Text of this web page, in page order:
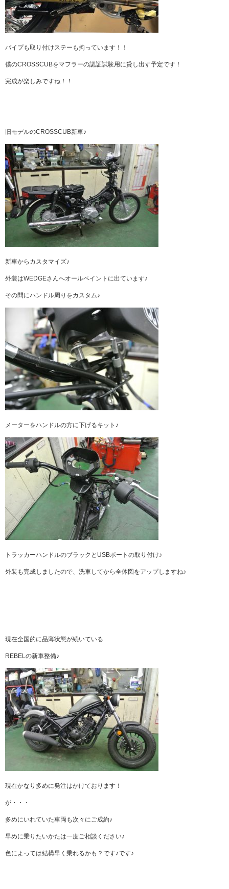
パイプも取り付けステーも拘っています！！
僕のCROSSCUBをマフラーの認証試験用に貸し出す予定です！
完成が楽しみですね！！
旧モデルのCROSSCUB新車♪
新車からカスタマイズ♪
外装はWEDGEさんへオールペイントに出ています♪
その間にハンドル周りをカスタム♪
メーターをハンドルの方に下げるキット♪
トラッカーハンドルのブラックとUSBポートの取り付け♪
外装も完成しましたので、洗車してから全体図をアップしますね♪
現在全国的に品薄状態が続いている
REBELの新車整備♪
現在かなり多めに発注はかけております！
が・・・
多めにいれていた車両も次々にご成約♪
早めに乗りたいかたは一度ご相談ください♪
色によっては結構早く乗れるかも？です♪です♪